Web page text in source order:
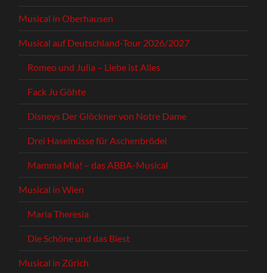
Musical in Oberhausen
Musical auf Deutschland-Tour 2026/2027
Romeo und Julia – Liebe ist Alles
Fack Ju Göhte
Disneys Der Glöckner von Notre Dame
Drei Haselnüsse für Aschenbrödel
Mamma Mia! – das ABBA-Musical
Musical in Wien
Maria Theresia
Die Schöne und das Biest
Musical in Zürich